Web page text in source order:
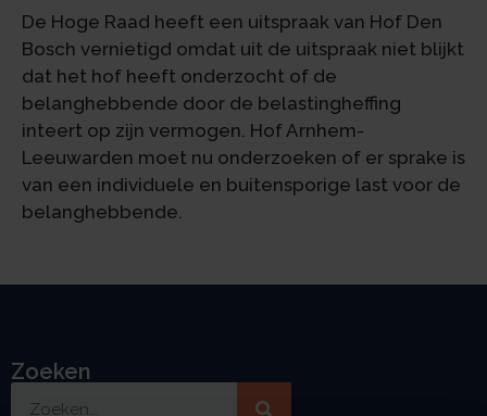
De Hoge Raad heeft een uitspraak van Hof Den
Bosch vernietigd omdat uit de uitspraak niet blijkt
dat het hof heeft onderzocht of de
belanghebbende door de belastingheffing
inteert op zijn vermogen. Hof Arnhem-
Leeuwarden moet nu onderzoeken of er sprake is
van een individuele en buitensporige last voor de
belanghebbende.
Zoeken